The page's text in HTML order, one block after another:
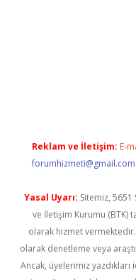
Reklam ve İletişim: E-
forumhizmeti@gmail.com
Yasal Uyarı: Sitemiz, 5651
ve İletişim Kurumu (BTK)
olarak hizmet
olarak denetleme veya
Ancak, üyelerimiz